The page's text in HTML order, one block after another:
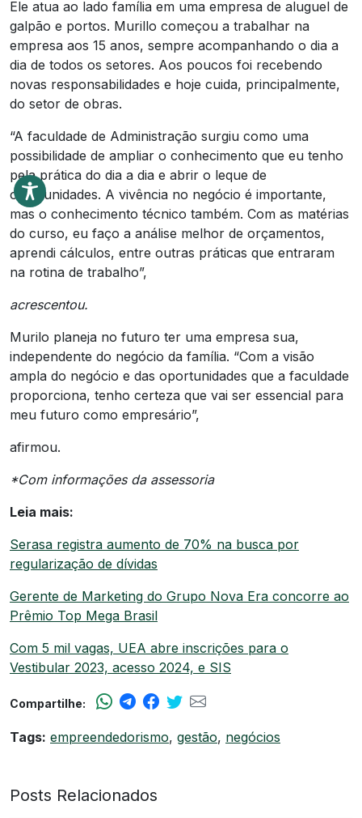
Ele atua ao lado família em uma empresa de aluguel de
galpão e portos. Murillo começou a trabalhar na
empresa aos 15 anos, sempre acompanhando o dia a
dia de todos os setores. Aos poucos foi recebendo
novas responsabilidades e hoje cuida, principalmente,
do setor de obras.
“A faculdade de Administração surgiu como uma
possibilidade de ampliar o conhecimento que eu tenho
pela prática do dia a dia e abrir o leque de
oportunidades. A vivência no negócio é importante,
mas o conhecimento técnico também. Com as matérias
do curso, eu faço a análise melhor de orçamentos,
aprendi cálculos, entre outras práticas que entraram
na rotina de trabalho”,
acrescentou.
Murilo planeja no futuro ter uma empresa sua,
independente do negócio da família. “Com a visão
ampla do negócio e das oportunidades que a faculdade
proporciona, tenho certeza que vai ser essencial para
meu futuro como empresário”,
afirmou.
*Com informações da assessoria
Leia mais:
Serasa registra aumento de 70% na busca por
regularização de dívidas
Gerente de Marketing do Grupo Nova Era concorre ao
Prêmio Top Mega Brasil
Com 5 mil vagas, UEA abre inscrições para o
Vestibular 2023, acesso 2024, e SIS
Compartilhe:
Tags: empreendedorismo, gestão, negócios
Posts Relacionados